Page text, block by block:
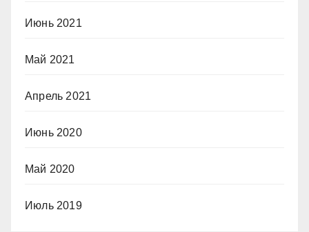
Июнь 2021
Май 2021
Апрель 2021
Июнь 2020
Май 2020
Июль 2019